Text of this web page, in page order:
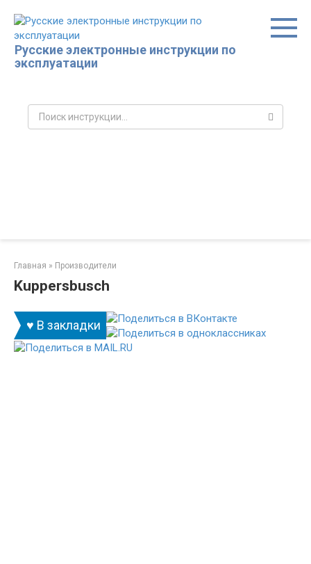
контенту
Русские электронные инструкции по
эксплуатации
Поиск:
Главная » Производители
Kuppersbusch
♥ В закладки